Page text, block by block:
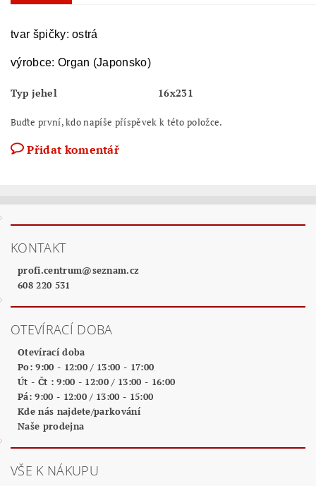
tvar špičky: ostrá
výrobce: Organ (Japonsko)
Typ jehel 16x231
Buďte první, kdo napíše příspěvek k této položce.
Přidat komentář
KONTAKT
profi.centrum@seznam.cz
608 220 531
OTEVÍRACÍ DOBA
Otevírací doba
Po: 9:00 - 12:00 / 13:00 - 17:00
Út - Čt : 9:00 - 12:00 / 13:00 - 16:00
Pá: 9:00 - 12:00 / 13:00 - 15:00
Kde nás najdete/parkování
Naše prodejna
VŠE K NÁKUPU